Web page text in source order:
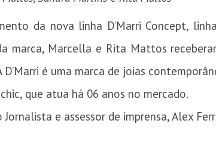
da nova linha D’Marri Concept,
marca, Marcella e Rita Mattos
é uma marca de joias
que atua há 06 anos no mercado.
e assessor de imprensa, Alex